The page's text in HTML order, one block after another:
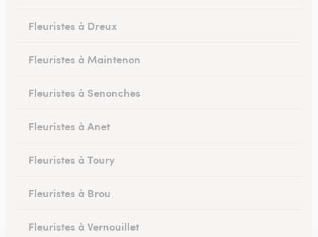
Fleuristes à Dreux
Fleuristes à Maintenon
Fleuristes à Senonches
Fleuristes à Anet
Fleuristes à Toury
Fleuristes à Brou
Fleuristes à Vernouillet